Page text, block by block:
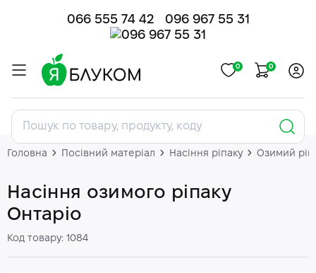
066 555 74 42 096 967 55 31
0 0
Головна Посівний матеріал Насіння ріпаку Озимий
Насіння озимого ріпаку
Онтаріо
Код товару: 1084